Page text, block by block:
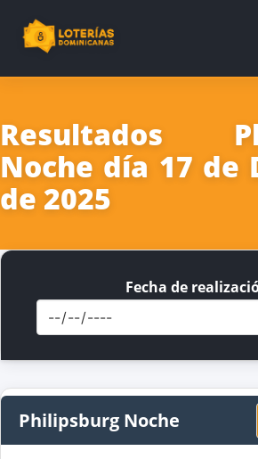
Resultados
Noche día 17 de
de 2025
Fecha de
Philipsburg Noche